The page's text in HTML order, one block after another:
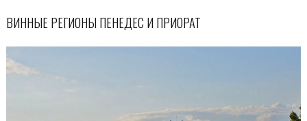
ВИННЫЕ РЕГИОНЫ ПЕНЕДЕС И ПРИОРАТ